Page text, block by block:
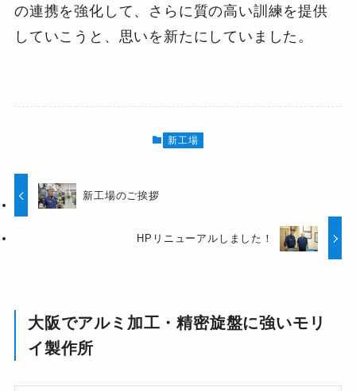
の連携を強化して、さらに質の高い訓練を提供
していこうと、思いを新たにしていました。
新工場
新工場のご挨拶
HPリニューアルしました！
大阪でアルミ加工・精密旋盤に強いモリ
イ製作所